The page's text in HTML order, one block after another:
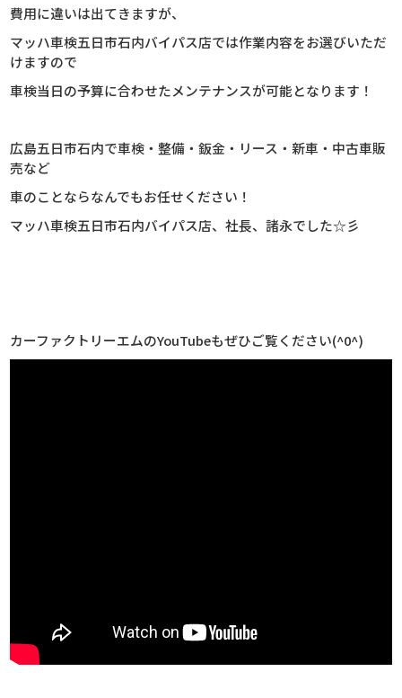
費用に違いは出てきますが、
マッハ車検五日市石内バイパス店では作業内容をお選びいただ
けますので
車検当日の予算に合わせたメンテナンスが可能となります！
広島五日市石内で車検・整備・鈑金・リース・新車・中古車販
売など
車のことならなんでもお任せください！
マッハ車検五日市石内バイパス店、社長、諸永でした☆彡
カーファクトリーエムのYouTubeもぜひご覧ください(^0^)